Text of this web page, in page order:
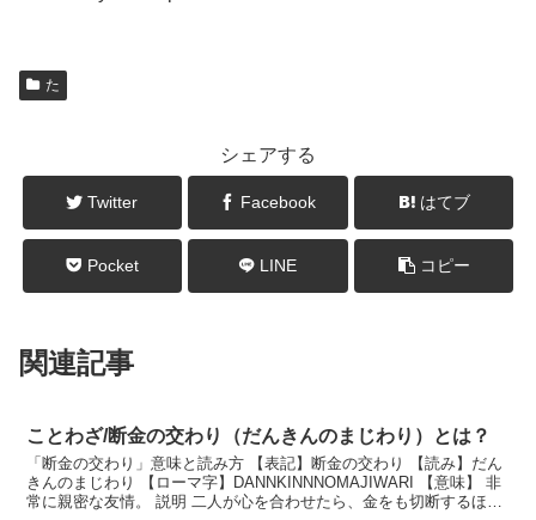
た
シェアする
Twitter Facebook はてブ
Pocket LINE コピー
関連記事
ことわざ/断金の交わり（だんきんのまじわり）とは？
「断金の交わり」意味と読み方 【表記】断金の交わり 【読み】だん
きんのまじわり 【ローマ字】DANNKINNNOMAJIWARI 【意味】 非
常に親密な友情。 説明 二人が心を合わせたら、金をも切断するほど